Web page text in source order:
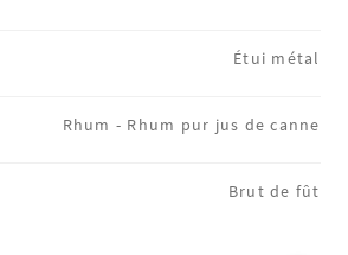
Étui métal
Rhum - Rhum pur jus de canne
Brut de fût